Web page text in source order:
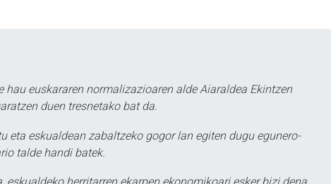
hau euskararen normalizazioaren alde Aiaraldea Ekintzen
duen tresnetako bat da.
eta eskualdean zabaltzeko gogor lan egiten dugu egunero-
talde handi batek.